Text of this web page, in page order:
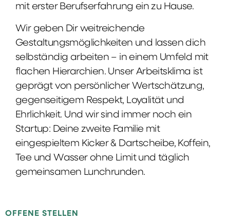
mit erster Berufserfahrung ein zu Hause.
Wir geben Dir weitreichende
Gestaltungsmöglichkeiten und lassen dich
selbständig arbeiten – in einem Umfeld mit
flachen Hierarchien. Unser Arbeitsklima ist
geprägt von persönlicher Wertschätzung,
gegenseitigem Respekt, Loyalität und
Ehrlichkeit. Und wir sind immer noch ein
Startup: Deine zweite Familie mit
eingespieltem Kicker & Dartscheibe, Koffein,
Tee und Wasser ohne Limit und täglich
gemeinsamen Lunchrunden.
OFFENE STELLEN